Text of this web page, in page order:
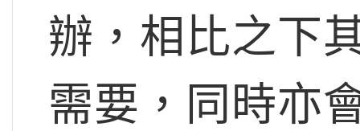
辦，相比之下
需要，同時亦